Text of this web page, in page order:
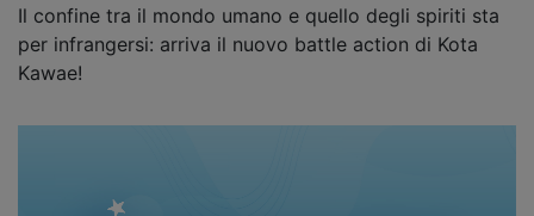
Il confine tra il mondo umano e quello degli spiriti sta
per infrangersi: arriva il nuovo battle action di Kota
Kawae!